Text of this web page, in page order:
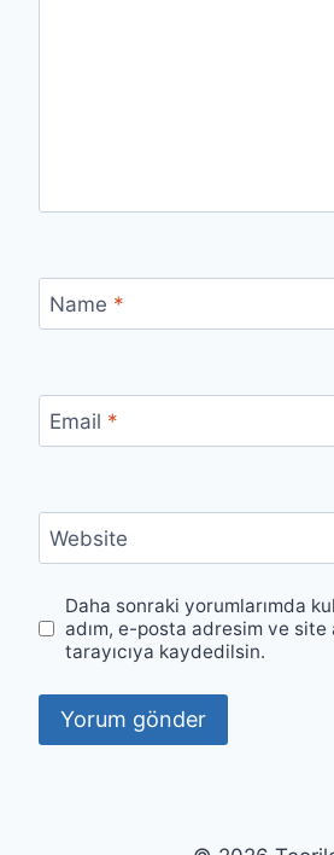
Name *
Email *
Website
Daha sonraki yorumlarımda
adım, e-posta adresim ve site
tarayıcıya kaydedilsin.